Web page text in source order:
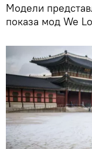
Модели
показа мод We